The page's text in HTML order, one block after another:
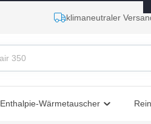
klimaneutraler
Enthalpie-Wärmetauscher